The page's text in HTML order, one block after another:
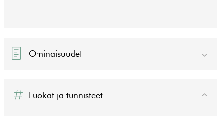
Ominaisuudet
Luokat ja tunnisteet